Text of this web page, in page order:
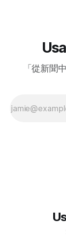
別是巧克貓（
上升二十二名
人氣不等於營
「從新聞